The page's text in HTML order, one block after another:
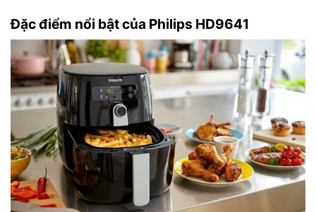
Đặc điểm nổi bật của Philips HD9641